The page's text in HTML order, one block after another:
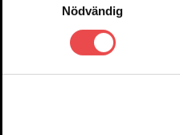
Nödvändig